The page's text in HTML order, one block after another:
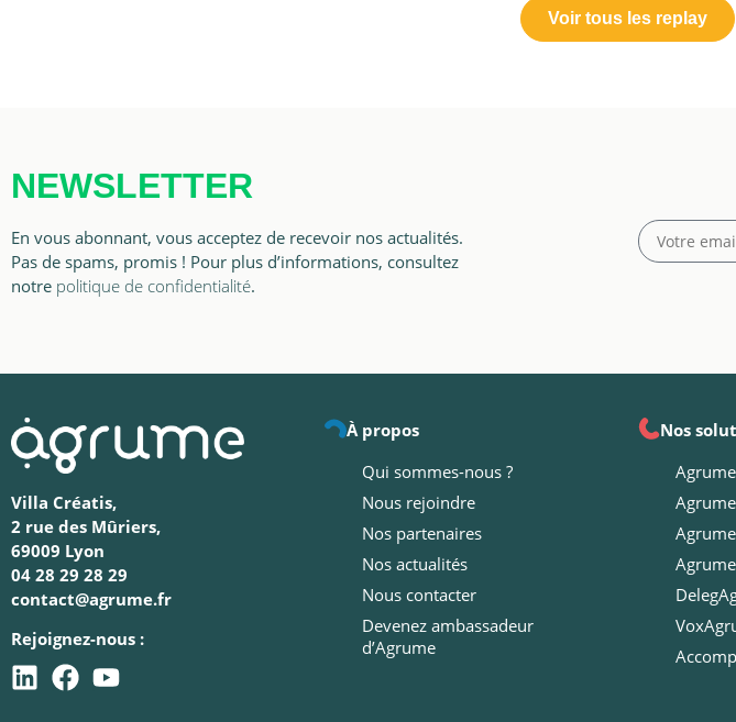
Voir tous les replay
NEWSLETTER
En vous abonnant, vous acceptez de recevoir nos actualités.
Pas de spams, promis ! Pour plus d’informations, consultez
notre politique de confidentialité.
Villa Créatis,
2 rue des Mûriers,
69009 Lyon
04 28 29 28 29
contact@agrume.fr
Rejoignez-nous :
À propos
Qui sommes-nous ?
Nous rejoindre
Nos partenaires
Nos actualités
Nous contacter
Devenez ambassadeur
d’Agrume
Nos
Agrume